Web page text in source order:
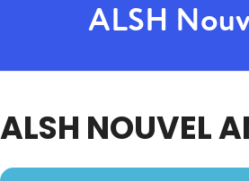
ALSH
ALSH NOUVEL